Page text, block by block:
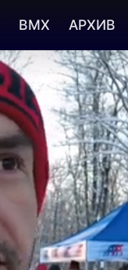
BMX АРХИВ